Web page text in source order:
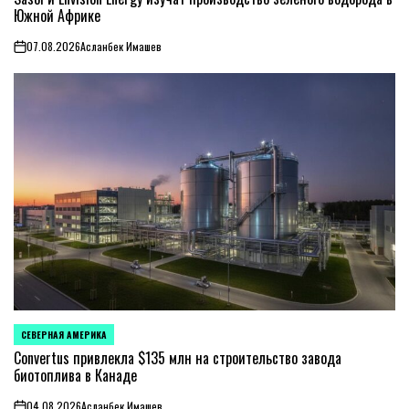
Южной Африке
on07.08.2026Асланбек Имашев
ОПУБЛИКОВАНО
В
СЕВЕРНАЯ АМЕРИКА
Convertus привлекла $135 млн на строительство завода
биотоплива в Канаде
04.08.2026Асланбек Имашев